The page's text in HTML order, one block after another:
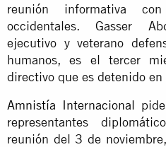
reunión informativa
occidentales. Gasser
ejecutivo y veterano
humanos, es el tercer
directivo que es detenido
Amnistía Internacional
representantes
reunión del 3 de